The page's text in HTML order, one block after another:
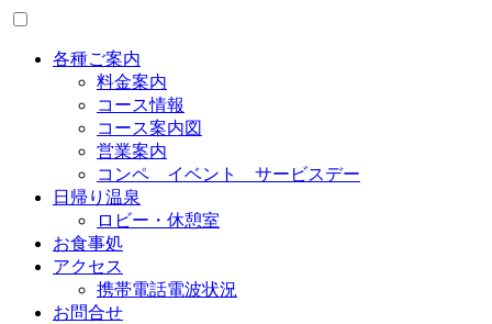
各種ご案内
料金案内
コース情報
コース案内図
営業案内
コンペ イベント サービスデー
日帰り温泉
ロビー・休憩室
お食事処
アクセス
携帯電話電波状況
お問合せ